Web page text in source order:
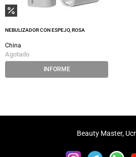
NEBULIZADOR CON ESPEJO, ROSA
China
Agotado
INFORME
Beauty Master,